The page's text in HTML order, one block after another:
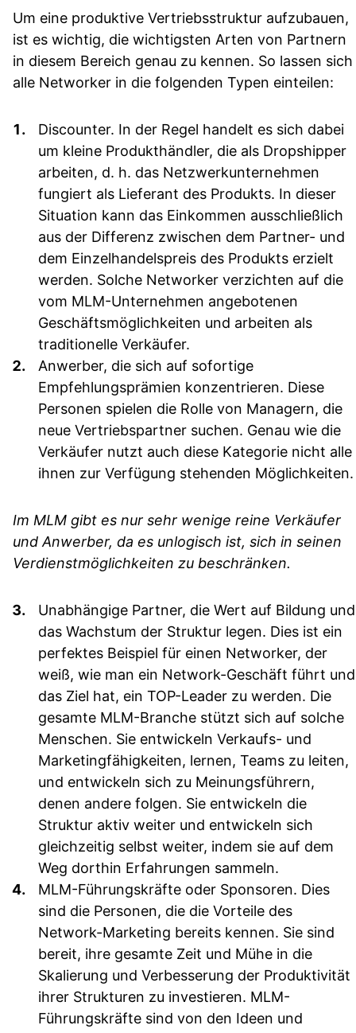
Um eine produktive Vertriebsstruktur aufzubauen,
ist es wichtig, die wichtigsten Arten von Partnern
in diesem Bereich genau zu kennen. So lassen sich
alle Networker in die folgenden Typen einteilen:
Discounter. In der Regel handelt es sich dabei
um kleine Produkthändler, die als Dropshipper
arbeiten, d. h. das Netzwerkunternehmen
fungiert als Lieferant des Produkts. In dieser
Situation kann das Einkommen ausschließlich
aus der Differenz zwischen dem Partner- und
dem Einzelhandelspreis des Produkts erzielt
werden. Solche Networker verzichten auf die
vom MLM-Unternehmen angebotenen
Geschäftsmöglichkeiten und arbeiten als
traditionelle Verkäufer.
Anwerber, die sich auf sofortige
Empfehlungsprämien konzentrieren. Diese
Personen spielen die Rolle von Managern, die
neue Vertriebspartner suchen. Genau wie die
Verkäufer nutzt auch diese Kategorie nicht alle
ihnen zur Verfügung stehenden Möglichkeiten.
Im MLM gibt es nur sehr wenige reine Verkäufer
und Anwerber, da es unlogisch ist, sich in seinen
Verdienstmöglichkeiten zu beschränken.
Unabhängige Partner, die Wert auf Bildung und
das Wachstum der Struktur legen. Dies ist ein
perfektes Beispiel für einen Networker, der
weiß, wie man ein Network-Geschäft führt und
das Ziel hat, ein TOP-Leader zu werden. Die
gesamte MLM-Branche stützt sich auf solche
Menschen. Sie entwickeln Verkaufs- und
Marketingfähigkeiten, lernen, Teams zu leiten,
und entwickeln sich zu Meinungsführern,
denen andere folgen. Sie entwickeln die
Struktur aktiv weiter und entwickeln sich
gleichzeitig selbst weiter, indem sie auf dem
Weg dorthin Erfahrungen sammeln.
MLM-Führungskräfte oder Sponsoren. Dies
sind die Personen, die die Vorteile des
Network-Marketing bereits kennen. Sie sind
bereit, ihre gesamte Zeit und Mühe in die
Skalierung und Verbesserung der Produktivität
ihrer Strukturen zu investieren. MLM-
Führungskräfte sind von den Ideen und